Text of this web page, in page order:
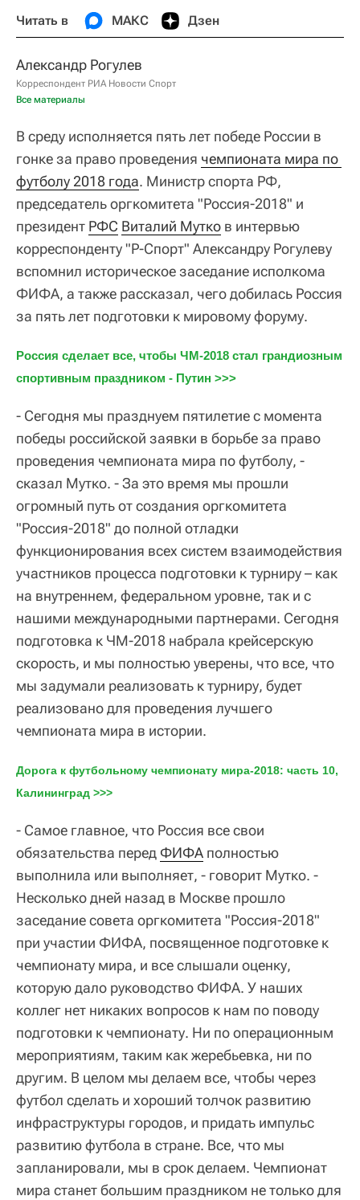
Читать в МАКС Дзен
Александр Рогулев
Корреспондент РИА Новости Спорт
Все материалы
В среду исполняется пять лет победе России в
гонке за право проведения чемпионата мира по
футболу 2018 года. Министр спорта РФ,
председатель оргкомитета "Россия-2018" и
президент РФС Виталий Мутко в интервью
корреспонденту "Р-Спорт" Александру Рогулеву
вспомнил историческое заседание исполкома
ФИФА, а также рассказал, чего добилась Россия
за пять лет подготовки к мировому форуму.
Россия сделает все, чтобы ЧМ-2018 стал грандиозным
спортивным праздником - Путин >>>
- Сегодня мы празднуем пятилетие с момента
победы российской заявки в борьбе за право
проведения чемпионата мира по футболу, -
сказал Мутко. - За это время мы прошли
огромный путь от создания оргкомитета
"Россия-2018" до полной отладки
функционирования всех систем взаимодействия
участников процесса подготовки к турниру – как
на внутреннем, федеральном уровне, так и с
нашими международными партнерами. Сегодня
подготовка к ЧМ-2018 набрала крейсерскую
скорость, и мы полностью уверены, что все, что
мы задумали реализовать к турниру, будет
реализовано для проведения лучшего
чемпионата мира в истории.
Дорога к футбольному чемпионату мира-2018: часть 10,
Калининград >>>
- Самое главное, что Россия все свои
обязательства перед ФИФА полностью
выполнила или выполняет, - говорит Мутко. -
Несколько дней назад в Москве прошло
заседание совета оргкомитета "Россия-2018"
при участии ФИФА, посвященное подготовке к
чемпионату мира, и все слышали оценку,
которую дало руководство ФИФА. У наших
коллег нет никаких вопросов к нам по поводу
подготовки к чемпионату. Ни по операционным
мероприятиям, таким как жеребьевка, ни по
другим. В целом мы делаем все, чтобы через
футбол сделать и хороший толчок развитию
инфраструктуры городов, и придать импульс
развитию футбола в стране. Все, что мы
запланировали, мы в срок делаем. Чемпионат
мира станет большим праздником не только для